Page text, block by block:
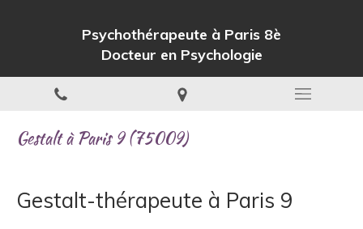
Psychothérapeute à Paris 8è
Docteur en Psychologie
Gestalt à Paris 9 (75009)
Gestalt-thérapeute à Paris 9